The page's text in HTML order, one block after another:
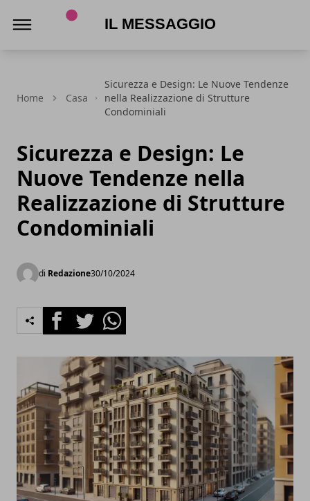
Home Casa
Sicurezza e Design: Le Nuove Tendenze
nella Realizzazione di Strutture
Condominiali
Sicurezza e Design: Le
Nuove Tendenze nella
Realizzazione di Strutture
Condominiali
di Redazione30/10/2024
FacebookTwitterWhatsapp